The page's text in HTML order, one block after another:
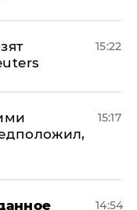
15:22
15:17
14:54